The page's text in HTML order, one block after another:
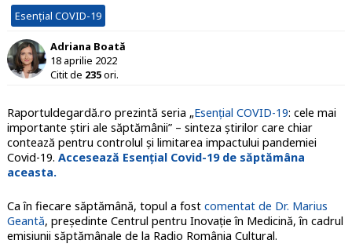
Esențial COVID-19
Adriana Boată
18 aprilie 2022
Citit de 235ori.
Raportuldegardă.ro prezintă seria „Esențial COVID-19: cele mai
importante știri ale săptămânii” – sinteza știrilor care chiar
contează pentru controlul și limitarea impactului pandemiei
Covid-19. Accesează Esențial Covid-19 de săptămâna
aceasta.
Ca în fiecare săptămână, topul a fost comentat de Dr. Marius
Geantă, președinte Centrul pentru Inovație în Medicină, în cadrul
emisiunii săptămânale de la Radio România Cultural.